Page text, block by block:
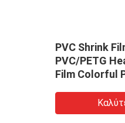
PVC Shrink
PVC/PETG
Film Colorful